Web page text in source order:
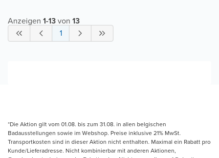
Anzeigen 1-13von 13
1
*Die Aktion gilt vom 01.08. bis zum 31.08. in allen belgischen
Badausstellungen sowie im Webshop. Preise inklusive 21% MwSt.
Transportkosten sind in dieser Aktion nicht enthalten. Maximal ein Rabatt pro
Kunde/Lieferadresse. Nicht kombinierbar mit anderen Aktionen,